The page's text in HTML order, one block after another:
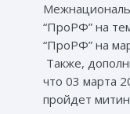
“ПроРФ” на
“ПроРФ” на
Также,
что 03 марта
пройдет